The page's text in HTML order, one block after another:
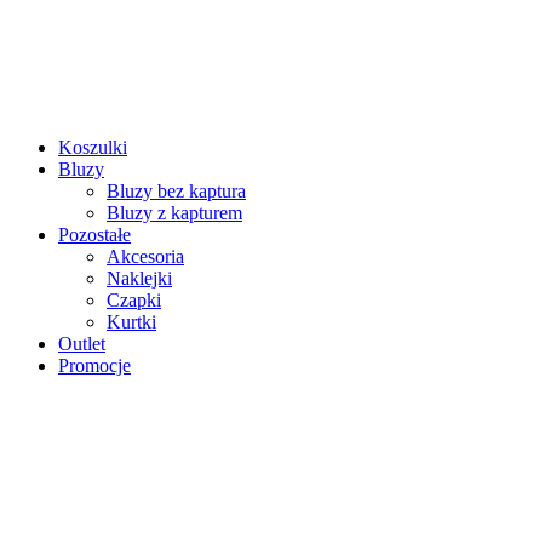
Koszulki
Bluzy
Bluzy bez kaptura
Bluzy z kapturem
Pozostałe
Akcesoria
Naklejki
Czapki
Kurtki
Outlet
Promocje